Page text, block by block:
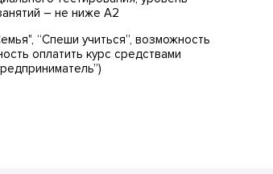
– не ниже A2
“Спеши учиться”, возможность
оплатить курс средствами